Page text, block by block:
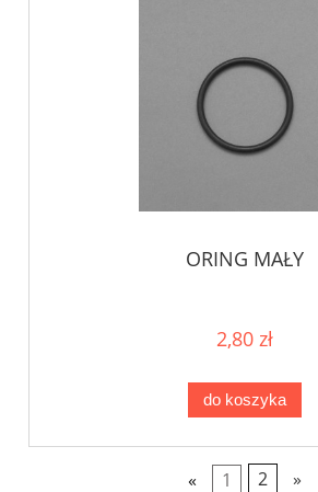
ORING MAŁY
2,80 zł
do koszyka
« 1 2 »